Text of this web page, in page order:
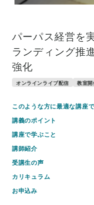
パーパス経営を
ランディング
強化
オンラインライブ配信 教室開
このような方に最適な講座
講義のポイント
講座で学ぶこと
講師紹介
受講生の声
カリキュラム
お申込み